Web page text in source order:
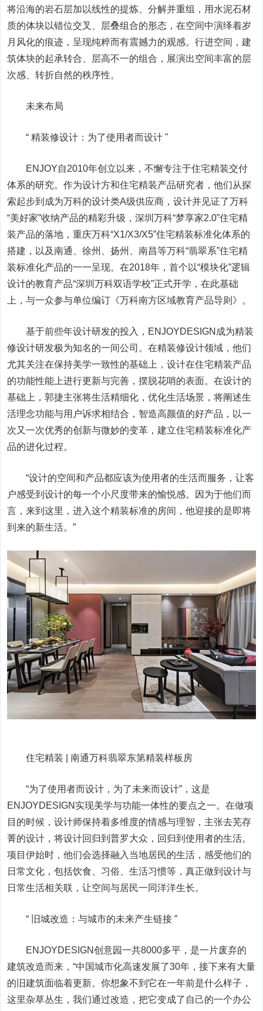
将沿海的岩石层加以线性的提炼、分解并重组，用水泥石材
质的体块以错位交叉、层叠组合的形态，在空间中演绎着岁
月风化的痕迹，呈现纯粹而有震撼力的观感。行进空间，建
筑体块的起承转合、层高不一的组合，展演出空间丰富的层
次感、转折自然的秩序性。
未来布局
“ 精装修设计：为了使用者而设计 "
ENJOY自2010年创立以来，不懈专注于住宅精装交付
体系的研究。作为设计方和住宅精装产品研究者，他们从探
索起步到成为万科的设计类A级供应商，设计并见证了万科
“美好家”收纳产品的精彩升级，深圳万科“梦享家2.0”住宅精
装产品的落地，重庆万科“X1/X3/X5”住宅精装标准化体系的
搭建，以及南通、徐州、扬州、南昌等万科“翡翠系”住宅精
装标准化产品的一一呈现。在2018年，首个以“模块化”逻辑
设计的教育产品“深圳万科双语学校”正式开学，在此基础
上，与一众参与单位编订《万科南方区域教育产品导则》。
基于前些年设计研发的投入，ENJOYDESIGN成为精装
修设计研发极为知名的一间公司。在精装修设计领域，他们
尤其关注在保持美学一致性的基础上，设计在住宅精装产品
的功能性能上进行更新与完善，摆脱花哨的表面。在设计的
基础上，郭捷主张将生活精细化，优化生活场景，将阐述生
活理念功能与用户诉求相结合，智造高颜值的好产品，以一
次又一次优秀的创新与微妙的变革，建立住宅精装标准化产
品的进化过程。
“设计的空间和产品都应该为使用者的生活而服务，让客
户感受到设计的每一个小尺度带来的愉悦感。因为于他们而
言，来到这里，进入这个精装标准的房间，他迎接的是即将
到来的新生活。”
住宅精装 | 南通万科翡翠东第精装样板房
“为了使用者而设计，为了未来而设计”，这是
ENJOYDESIGN实现美学与功能一体性的要点之一。在做项
目的时候，设计师保持着多维度的情感与理智，主张去芜存
菁的设计，将设计回归到普罗大众，回归到使用者的生活。
项目伊始时，他们会选择融入当地居民的生活，感受他们的
日常文化，包括饮食、习俗、生活习惯等，真正做到设计与
日常生活相关联，让空间与居民一同洋洋生长。
“ 旧城改造：与城市的未来产生链接 ”
ENJOYDESIGN创意园一共8000多平，是一片废弃的
建筑改造而来，“中国城市化高速发展了30年，接下来有大量
的旧建筑面临着更新。你想象不到它在一年前是什么样子，
这里杂草丛生，我们通过改造，把它变成了自己的一个办公